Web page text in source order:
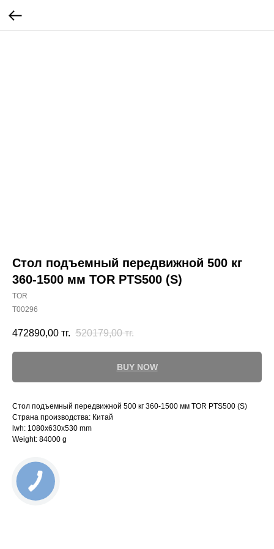
Стол подъемный передвижной 500 кг
360-1500 мм TOR PTS500 (S)
TOR
T00296
472890,00 тг. 520179,00 тг.
BUY NOW
Стол подъемный передвижной 500 кг 360-1500 мм TOR PTS500 (S)
Страна производства: Китай
lwh: 1080x630x530 mm
Weight: 84000 g